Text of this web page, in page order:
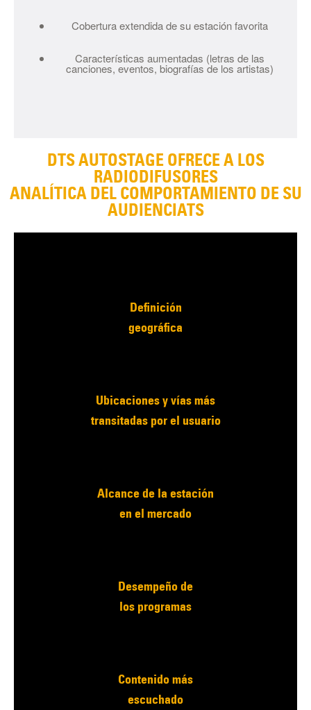
Cobertura extendida de su estación favorita
Características aumentadas (letras de las
canciones, eventos, biografías de los artistas)
DTS AUTOSTAGE OFRECE A LOS
RADIODIFUSORES
ANALÍTICA DEL COMPORTAMIENTO DE SU
AUDIENCIATS
Definición
geográfica
Ubicaciones y vías más
transitadas por el usuario
Alcance de la estación
en el mercado
Desempeño de
los programas
Contenido más
escuchado